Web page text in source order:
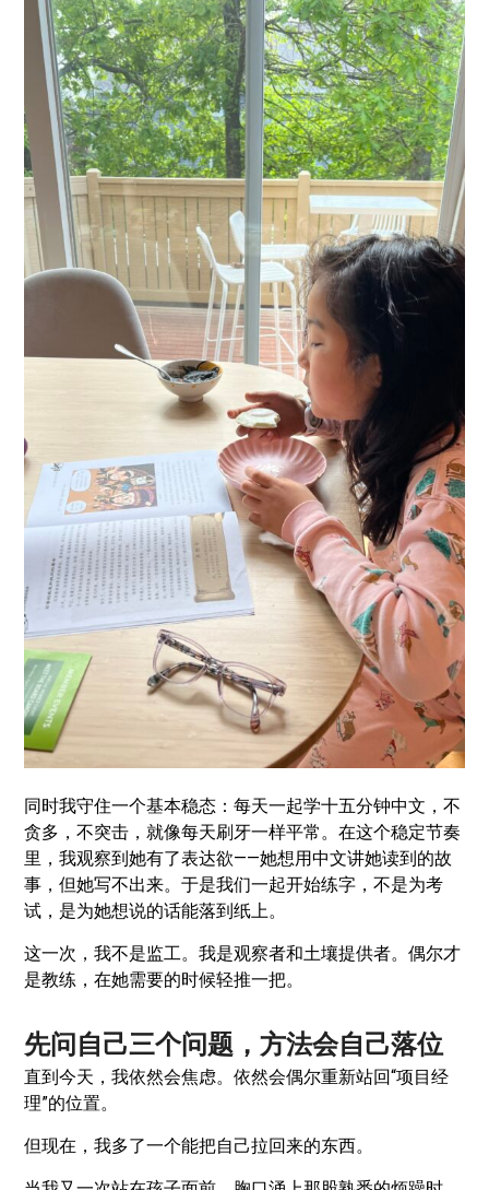
同时我守住一个基本稳态：每天一起学十五分钟中文，不
贪多，不突击，就像每天刷牙一样平常。在这个稳定节奏
里，我观察到她有了表达欲——她想用中文讲她读到的故
事，但她写不出来。于是我们一起开始练字，不是为考
试，是为她想说的话能落到纸上。
这一次，我不是监工。我是观察者和土壤提供者。偶尔才
是教练，在她需要的时候轻推一把。
先问自己三个问题，方法会自己落位
直到今天，我依然会焦虑。依然会偶尔重新站回“项目经
理”的位置。
但现在，我多了一个能把自己拉回来的东西。